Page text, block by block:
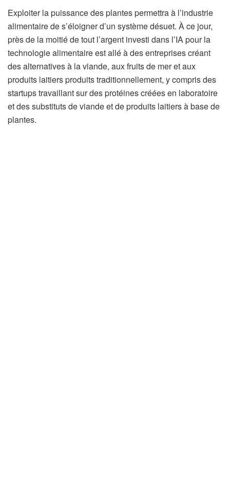
Exploiter la puissance des plantes permettra à l’industrie
alimentaire de s’éloigner d’un système désuet. À ce jour,
près de la moitié de tout l’argent investi dans l’IA pour la
technologie alimentaire est allé à des entreprises créant
des alternatives à la viande, aux fruits de mer et aux
produits laitiers produits traditionnellement, y compris des
startups travaillant sur des protéines créées en laboratoire
et des substituts de viande et de produits laitiers à base de
plantes.